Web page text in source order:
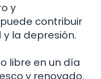
y
contribuir
la depresión.
libre en un día
y renovado.